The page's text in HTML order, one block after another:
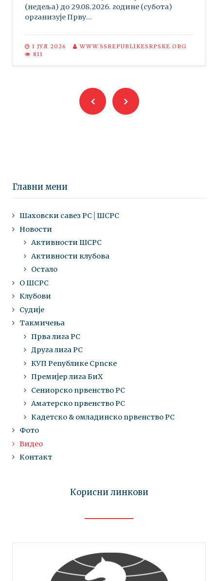
(недеља) до 29.08.2026. године (субота)
организује Прву...
1 ЈУЛ 2026
WWW.SSREPUBLIKESRPSKE.ORG
811
Главни мени
Шаховски савез РС│ШСРС
Новости
Активности ШСРС
Активности клубова
Остало
О ШСРС
Клубови
Судије
Такмичења
Прва лига РС
Друга лига РС
КУП Републике Српске
Премијер лига БиХ
Сениорско првенство РС
Аматерско првенство РС
Кадетско & омладинско првенство РС
Фото
Видео
Контакт
Корисни линкови